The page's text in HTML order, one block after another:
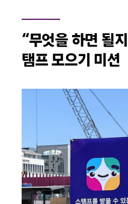
“무엇을 하면 될지
탬프 모으기 미션